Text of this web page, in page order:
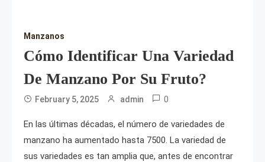
Manzanos
Cómo Identificar Una Variedad
De Manzano Por Su Fruto?
February 5, 2025 admin 0
En las últimas décadas, el número de variedades de
manzano ha aumentado hasta 7500. La variedad de
sus variedades es tan amplia que, antes de encontrar